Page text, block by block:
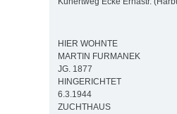
HIER WOHNTE
MARTIN FURMANEK
JG. 1877
HINGERICHTET
6.3.1944
ZUCHTHAUS